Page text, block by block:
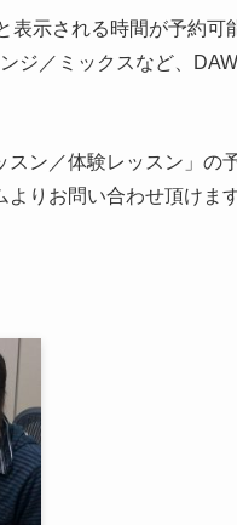
表示される時間が予約可
ジ／ミックスなど、
ン／体験レッスン」の
りお問い合わせ頂けま